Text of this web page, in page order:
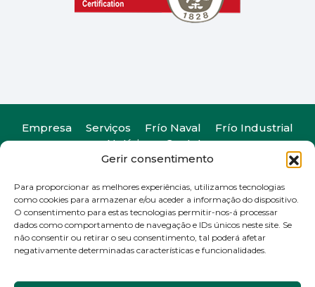
Gerir consentimento
Para proporcionar as melhores experiências, utilizamos tecnologias
como cookies para armazenar e/ou aceder a informação do dispositivo.
O consentimento para estas tecnologias permitir-nos-á processar
dados como comportamento de navegação e IDs únicos neste site. Se
não consentir ou retirar o seu consentimento, tal poderá afetar
negativamente determinadas características e funcionalidades.
Empresa Serviços Frío Naval
Frío Industrial
Notícias
Contato
Camiño do Romeu 25, 36330. Vigo, Pontevedra
T+34 986 29 45 38| F +34 986 20 88 05
info@kinarca.com